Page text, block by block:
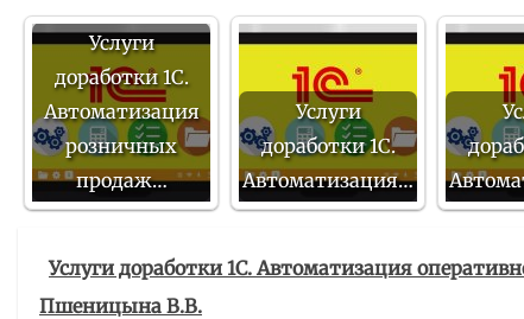
Услуги
доработки 1С.
Автоматизация
розничных
продаж…
Услуги
доработки 1С.
Автоматизация…
Услуги доработки 1С. Автоматизация
Пшеницына В.В.